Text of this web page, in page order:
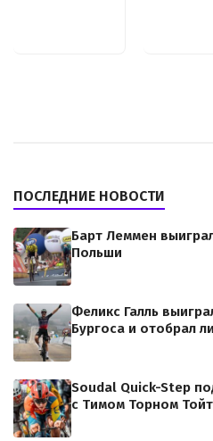
ПОСЛЕДНИЕ НОВОСТИ
Барт Леммен
Польши
Феликс Галль
Бургоса и отобрал
Soudal Quick-Step
с Тимом Торном